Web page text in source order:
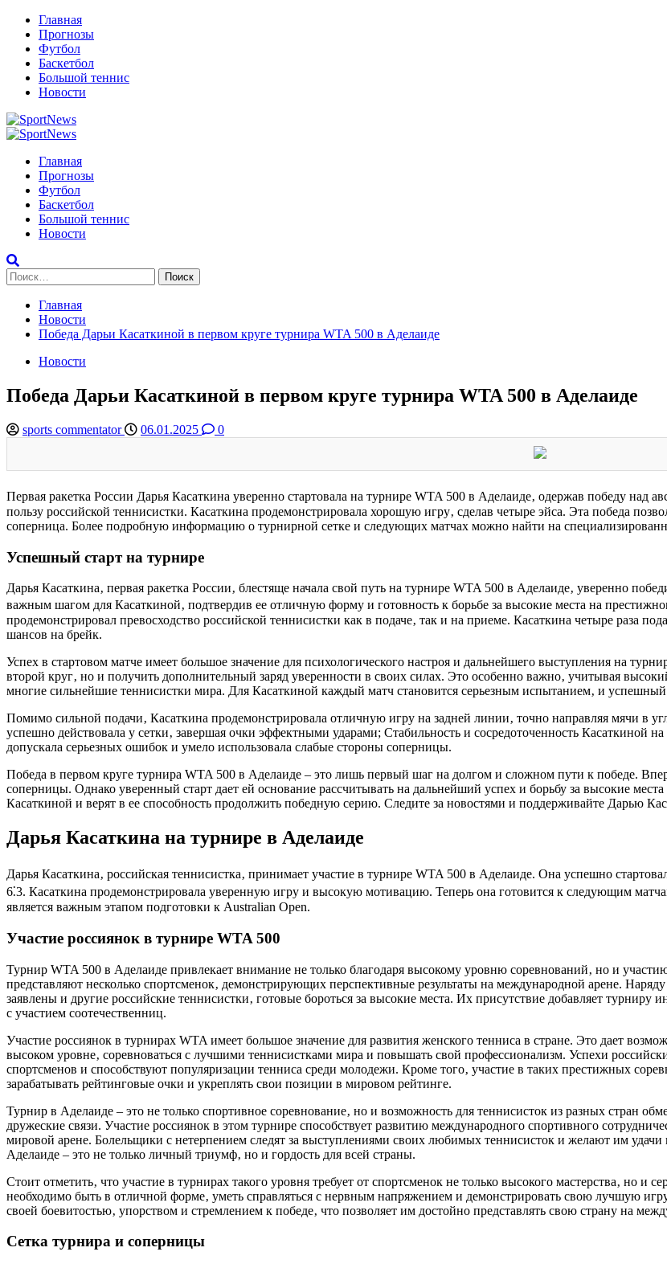
Перейти
содержимому
Главная
Прогнозы
Футбол
Баскетбол
Большой теннис
Новости
Primary
Главная
Прогнозы
Футбол
Баскетбол
Большой теннис
Новости
Найти:
Главная
Новости
Победа Дарьи Касаткиной в первом круге турнира WTA 500 в Аделаиде
Новости
Победа Дарьи Касаткиной в первом круге турнира WTA 500 в Аделаиде
sports commentator 06.01.2025 0
Первая ракетка России Дарья Касаткина уверенно стартовала на турнире WTA 500 в Аделаиде‚ одержав победу над
пользу российской теннисистки. Касаткина продемонстрировала хорошую игру‚ сделав четыре эйса. Эта победа
соперница. Более подробную информацию о турнирной сетке и следующих матчах можно найти на
Успешный старт на турнире
Дарья Касаткина‚ первая ракетка России‚ блестяще начала свой путь на турнире WTA 500 в Аделаиде‚ уверенно
важным шагом для Касаткиной‚ подтвердив ее отличную форму и готовность к борьбе за высокие места на
продемонстрировал превосходство российской теннисистки как в подаче‚ так и на приеме. Касаткина четыре раза
шансов на брейк.
Успех в стартовом матче имеет большое значение для психологического настроя и дальнейшего выступления на
второй круг‚ но и получить дополнительный заряд уверенности в своих силах. Это особенно важно‚ учитывая
многие сильнейшие теннисистки мира. Для Касаткиной каждый матч становится серьезным испытанием‚ и
Помимо сильной подачи‚ Касаткина продемонстрировала отличную игру на задней линии‚ точно направляя мячи в
успешно действовала у сетки‚ завершая очки эффектными ударами; Стабильность и сосредоточенность Касаткиной
допускала серьезных ошибок и умело использовала слабые стороны соперницы.
Победа в первом круге турнира WTA 500 в Аделаиде – это лишь первый шаг на долгом и сложном пути к победе.
соперницы. Однако уверенный старт дает ей основание рассчитывать на дальнейший успех и борьбу за высокие
Касаткиной и верят в ее способность продолжить победную серию. Следите за новостями и поддерживайте Дарью
Дарья Касаткина на турнире в Аделаиде
Дарья Касаткина‚ российская теннисистка‚ принимает участие в турнире WTA 500 в Аделаиде. Она успешно
6⁚3. Касаткина продемонстрировала уверенную игру и высокую мотивацию. Теперь она готовится к следующим
является важным этапом подготовки к Australian Open.
Участие россиянок в турнире WTA 500
Турнир WTA 500 в Аделаиде привлекает внимание не только благодаря высокому уровню соревнований‚ но и
представляют несколько спортсменок‚ демонстрирующих перспективные результаты на международной арене.
заявлены и другие российские теннисистки‚ готовые бороться за высокие места. Их присутствие добавляет
с участием соотечественниц.
Участие россиянок в турнирах WTA имеет большое значение для развития женского тенниса в стране. Это дает
высоком уровне‚ соревноваться с лучшими теннисистками мира и повышать свой профессионализм. Успехи
спортсменов и способствуют популяризации тенниса среди молодежи. Кроме того‚ участие в таких престижных
зарабатывать рейтинговые очки и укреплять свои позиции в мировом рейтинге.
Турнир в Аделаиде – это не только спортивное соревнование‚ но и возможность для теннисисток из разных стран
дружеские связи. Участие россиянок в этом турнире способствует развитию международного спортивного
мировой арене. Болельщики с нетерпением следят за выступлениями своих любимых теннисисток и желают им удачи
Аделаиде – это не только личный триумф‚ но и гордость для всей страны.
Стоит отметить‚ что участие в турнирах такого уровня требует от спортсменок не только высокого мастерства‚ но и
необходимо быть в отличной форме‚ уметь справляться с нервным напряжением и демонстрировать свою лучшую
своей боевитостью‚ упорством и стремлением к победе‚ что позволяет им достойно представлять свою страну на
Сетка турнира и соперницы